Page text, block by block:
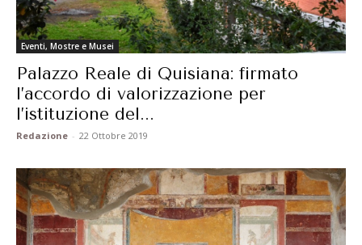
Eventi, Mostre e Musei
Palazzo Reale di Quisiana: firmato
l’accordo di valorizzazione per
l’istituzione del...
Redazione - 22 Ottobre 2019